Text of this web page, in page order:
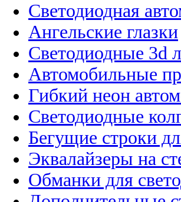
Светодиодная
Ангельские глазки
Светодиодные 3d
Автомобильные
Гибкий неон
Светодиодные
Бегущие строки
Эквалайзеры на
Обманки для